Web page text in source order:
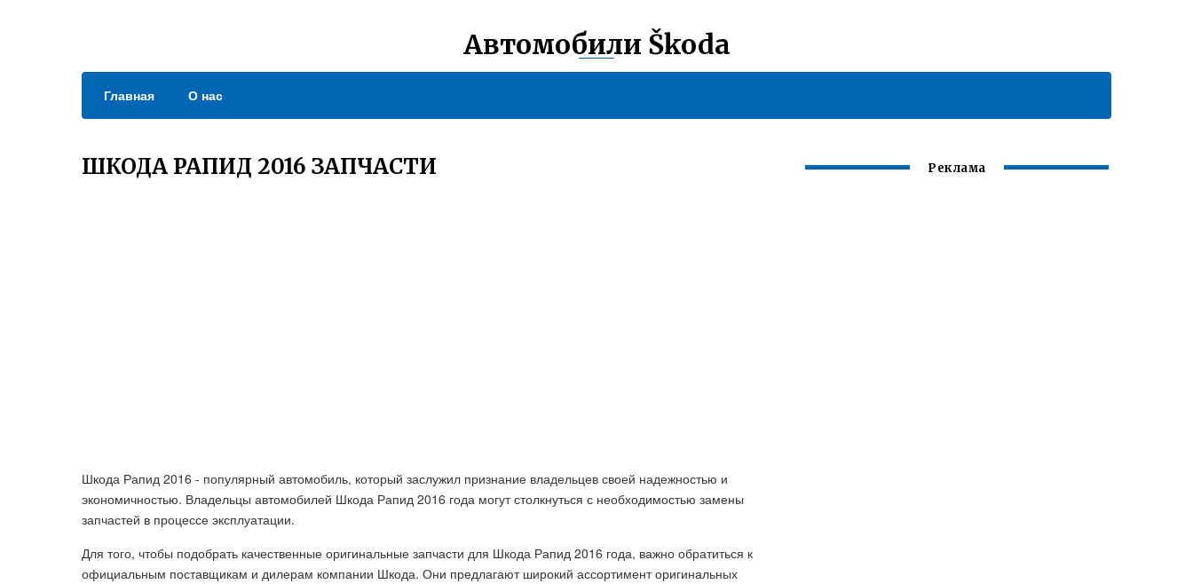
Автомобили Škoda
Главная О нас
ШКОДА РАПИД 2016 ЗАПЧАСТИ
Шкода Рапид 2016 - популярный автомобиль, который заслужил признание владельцев своей надежностью и
экономичностью. Владельцы автомобилей Шкода Рапид 2016 года могут столкнуться с необходимостью замены
запчастей в процессе эксплуатации.
Для того, чтобы подобрать качественные оригинальные запчасти для Шкода Рапид 2016 года, важно обратиться к
официальным поставщикам и дилерам компании Шкода. Они предлагают широкий ассортимент оригинальных
Реклама